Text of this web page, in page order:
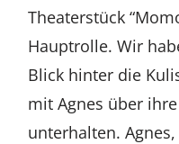
Theaterstück
Hauptrolle. Wir
Blick hinter die
mit Agnes über
unterhalten.